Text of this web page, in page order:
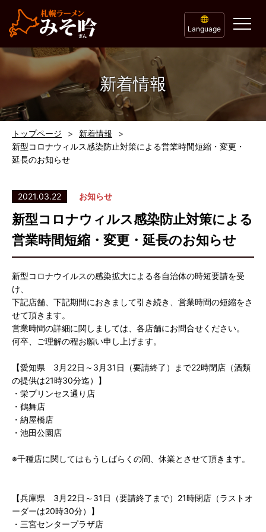
Language
新着情報
トップページ
新着情報
新型コロナウィルス感染防止対策による営業時間短縮・変更・
延長のお知らせ
2021.03.22 お知らせ
新型コロナウィルス感染防止対策による
営業時間短縮・変更・延長のお知らせ
新型コロナウイルスの感染拡大による各自治体の時短要請を受
け、
下記店舗、下記期間におきまして引き続き、営業時間の短縮をさ
せて頂きます。
営業時間の詳細に関しましては、各店舗にお問合せください。
何卒、ご理解の程お願い申し上げます。
【愛知県 3月22日～3月31日（要請終了）まで22時閉店（酒類
の提供は21時30分迄）】
・栄プリンセス通り店
・鶴舞店
・納屋橋店
・池田公園店
※千種店に関してはもうしばらくの間、休業とさせて頂きます。
【兵庫県 3月22日～31日（要請終了まで）21時閉店（ラストオ
ーダーは20時30分）】
・三宮センタープラザ店